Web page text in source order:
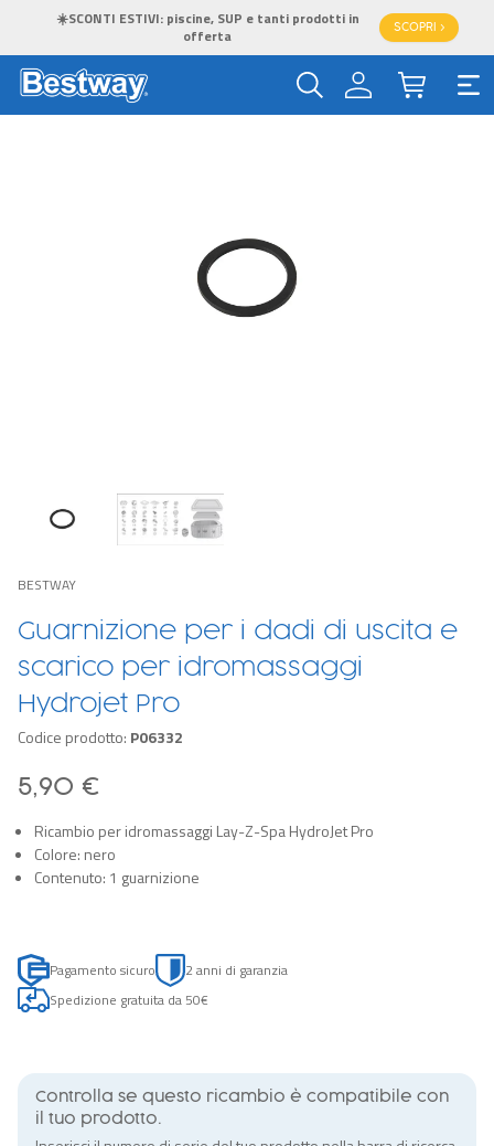
☀️SCONTI ESTIVI: piscine, SUP e tanti prodotti in
offerta
SCOPRI >
BESTWAY
Guarnizione per i dadi di uscita e
scarico per idromassaggi
Hydrojet Pro
Codice prodotto: P06332
5,90 €
Ricambio per idromassaggi Lay-Z-Spa HydroJet Pro
Colore: nero
Contenuto: 1 guarnizione
Pagamento sicuro
2 anni di garanzia
Spedizione gratuita da 50€
Controlla se questo ricambio è compatibile con
il tuo prodotto.